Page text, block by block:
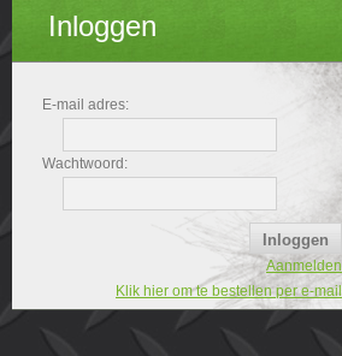
Inloggen
E-mail adres:
Wachtwoord:
Aanmelden
Klik hier om te bestellen per e-mail